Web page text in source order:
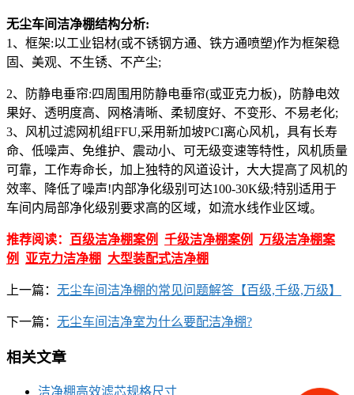
无尘车间洁净棚结构分析:
1、框架:以工业铝材(或不锈钢方通、铁方通喷塑)作为框架稳
固、美观、不生锈、不产尘;
2、防静电垂帘:四周围用防静电垂帘(或亚克力板)，防静电效
果好、透明度高、网格清晰、柔韧度好、不变形、不易老化;
3、风机过滤网机组FFU,采用新加坡PCI离心风机，具有长寿
命、低噪声、免维护、震动小、可无级变速等特性，风机质量
可靠，工作寿命长，加上独特的风道设计，大大提高了风机的
效率、降低了噪声!内部净化级别可达100-30K级;特别适用于
车间内局部净化级别要求高的区域，如流水线作业区域。
推荐阅读： 百级洁净棚案例 千级洁净棚案例
万级洁净棚案
例
亚克力洁净棚 大型装配式洁净棚
上一篇： 无尘车间洁净棚的常见问题解答【百级,千级,万级】
下一篇： 无尘车间洁净室为什么要配洁净棚?
相关文章
洁净棚高效滤芯规格尺寸